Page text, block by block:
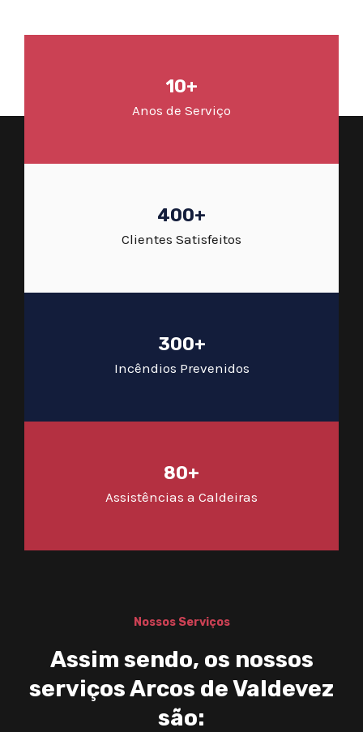
10+
Anos de Serviço
400+
Clientes Satisfeitos
300+
Incêndios Prevenidos
80+
Assistências a Caldeiras
Nossos Serviços
Assim sendo, os nossos
serviços Arcos de Valdevez
são: